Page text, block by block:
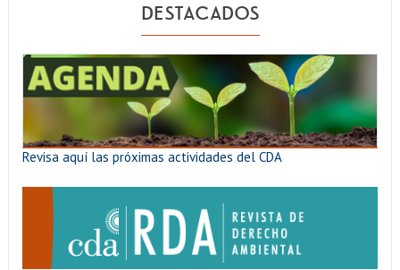
DESTACADOS
Revisa aquí las próximas actividades del CDA